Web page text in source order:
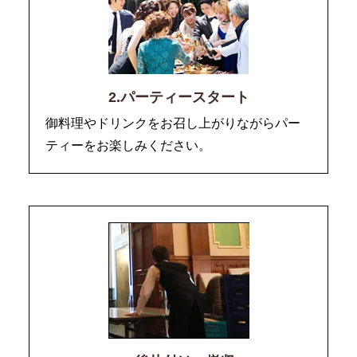
2.パーティースタート
御料理やドリンクをお召し上がりながらパー
ティーをお楽しみください。